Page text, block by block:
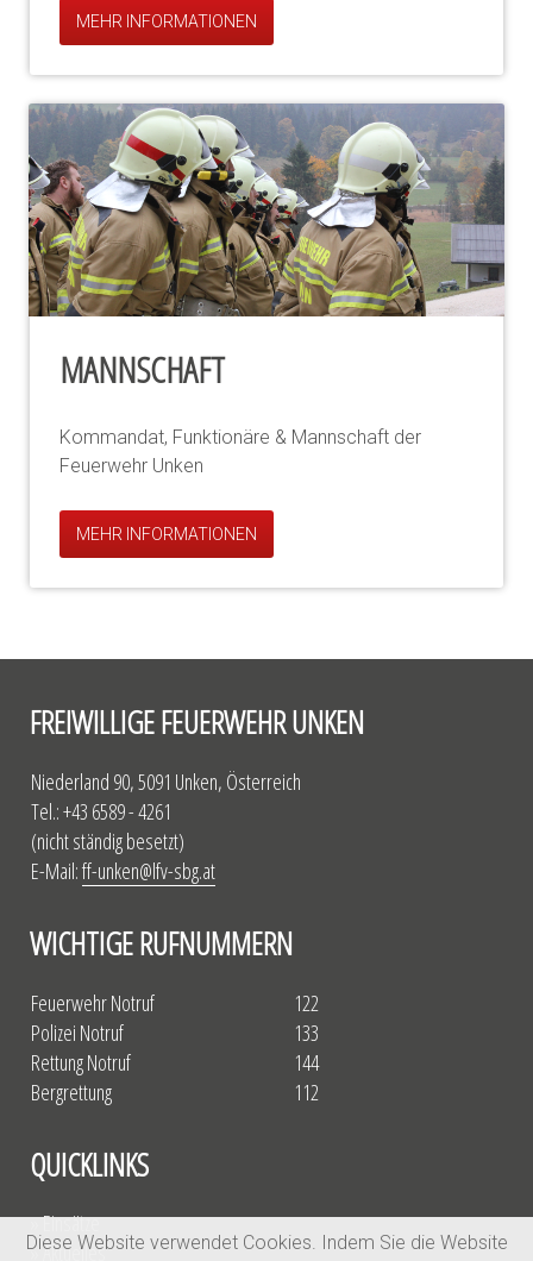
MEHR INFORMATIONEN
MANNSCHAFT
Kommandat, Funktionäre & Mannschaft der
Feuerwehr Unken
MEHR INFORMATIONEN
FREIWILLIGE FEUERWEHR UNKEN
Niederland 90, 5091 Unken, Österreich
Tel.: +43 6589 - 4261
(nicht ständig besetzt)
E-Mail:ff-unken@lfv-sbg.at
WICHTIGE RUFNUMMERN
Feuerwehr Notruf
Polizei Notruf
Rettung Notruf
Bergrettung
122
133
144
112
QUICKLINKS
» Einsätze
» Aktuelles
Diese Website verwendet Cookies. Indem Sie die Website